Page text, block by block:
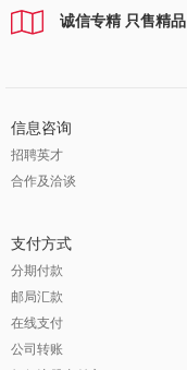
诚信专精 只售精品
信息咨询
招聘英才
合作及洽谈
支付方式
分期付款
邮局汇款
在线支付
公司转账